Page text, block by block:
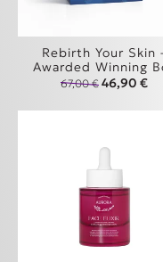
Rebirth Your Skin
Awarded Winning
67,00€ Original
46,90 €Η